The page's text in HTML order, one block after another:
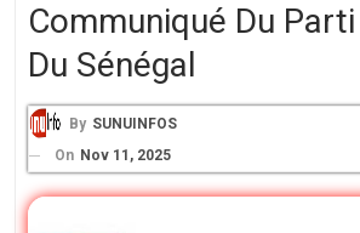
Communiqué Du
Du Sénégal
By SUNUINFOS
On Nov 11, 2025